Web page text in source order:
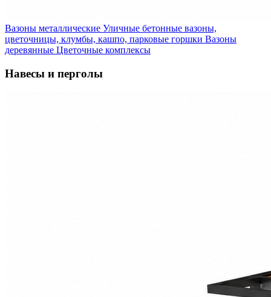
Вазоны металлические Уличные бетонные вазоны,
цветочницы, клумбы, кашпо, парковые горшки Вазоны
деревянные Цветочные комплексы
Навесы и перголы